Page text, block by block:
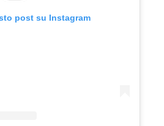
post su Instagram